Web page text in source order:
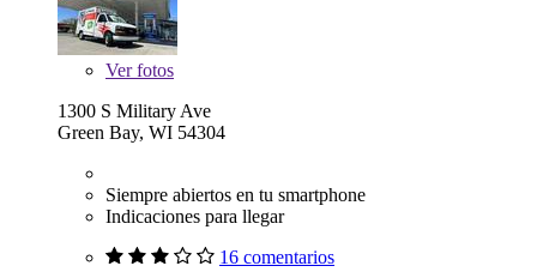
Verfotos
1300 S Military Ave
Green Bay, WI 54304
Siempre abiertos en tu smartphone
Indicaciones para llegar
16 comentarios